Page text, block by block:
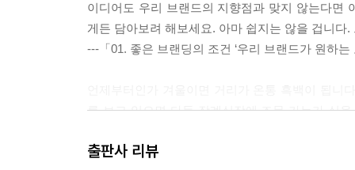
이디어도 우리 브랜드의 지향점과 맞지 않는다면
게든 담아보려 해보세요. 아마 쉽지는 않을 겁니
---「01. 좋은 브랜딩의 조건 ‘우리 브랜드가 원하는
를 보고 있으면 다들 장례식장에 조문 가는가 싶
그 코트를 입고 나서면 지인들이 모두 한마디씩
출판사 리뷰